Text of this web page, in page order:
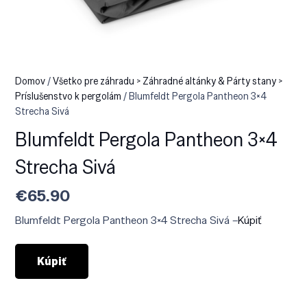
Domov/Všetko pre záhradu > Záhradné altánky & Párty stany >
Príslušenstvo k pergolám / Blumfeldt Pergola Pantheon 3×4
Strecha Sivá
Blumfeldt Pergola Pantheon 3×4
Strecha Sivá
€65.90
Blumfeldt Pergola Pantheon 3×4 Strecha Sivá –Kúpiť
Kúpiť